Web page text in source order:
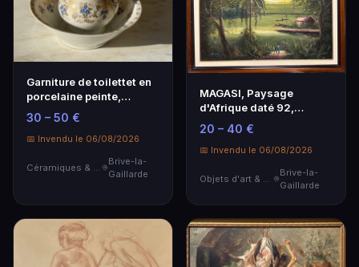
Garniture de toilettet en
porcelaine peinte,
seconde moitié …
30 – 50 €
📅 Invendu le 06/08/2026
Brive-la-
Gaillarde
MAGASI, Paysage
d'Afrique daté 92,
grande peinture sur
toile…
20 – 40 €
📅 Invendu le 06/08/2026
Objets d'art & Curiosités
Brive-la-
Gaillarde